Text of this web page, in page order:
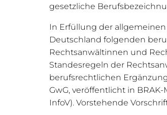
gesetzliche
In Erfüllung der
Deutschland folgenden
Rechtsanwältinnen und
Standesregeln der
berufsrechtlichen
GwG, veröffentlicht in
InfoV). Vorstehende